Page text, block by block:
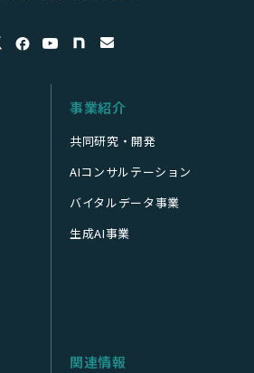
事業紹介
共同研究・開発
AIコンサルテーション
バイタルデータ事業
生成AI事業
関連情報